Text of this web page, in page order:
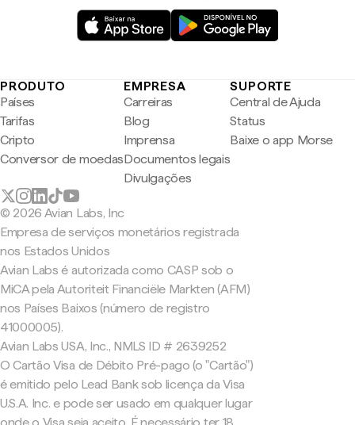
PRODUTO
Países
Tarifas
Cripto
Conversor de moedas
EMPRESA
Carreiras
Blog
Imprensa
Documentos legais
Divulgações
SUPORTE
Central de Ajuda
Status
Baixe o app Morse
© 2026 Avian Labs, Inc
Empresa de serviços monetários registrada
nos Estados Unidos
Avian Labs é autorizada como CASP sob o
MiCA pela Autoriteit Financiële Markten (AFM)
nos Países Baixos (número de registro
41000005).
Avian Labs USA, Inc., NMLS ID # 2639252
O Cartão Visa de Débito Pré-pago (o "Cartão")
é emitido pelo Lead Bank sob licença da Visa
U.S.A. Inc. e pode ser usado em qualquer lugar